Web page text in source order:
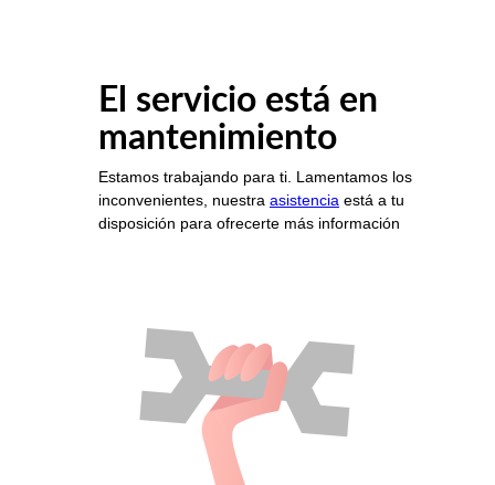
El servicio está en
mantenimiento
Estamos trabajando para ti. Lamentamos los
inconvenientes, nuestra asistencia está a tu
disposición para ofrecerte más información